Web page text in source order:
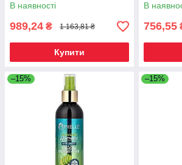
В наявності
989,24 ₴ 1 163,81 ₴
Купити
В
756,55
–15% –15%